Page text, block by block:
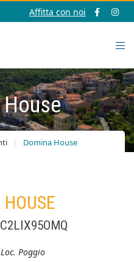
Affitta con noi
Domina House
Poggio